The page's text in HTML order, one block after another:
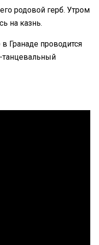
родовой герб. Утром
на казнь.
Гранаде проводится